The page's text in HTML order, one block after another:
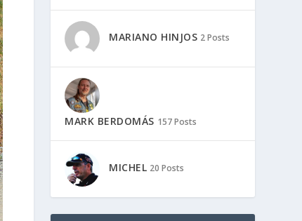
MARIANO HINJOS 2 Posts
MARK BERDOMÁS 157 Posts
MICHEL 20 Posts